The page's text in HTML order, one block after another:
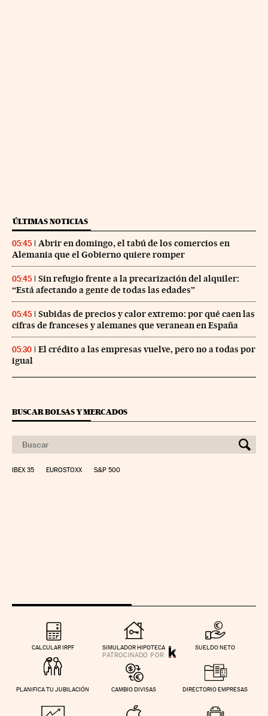
ÚLTIMAS NOTICIAS
05:45
Abrir en domingo, el tabú de los comercios en
Alemania que el Gobierno quiere romper
05:45
Sin refugio frente a la precarización del alquiler:
“Está afectando a gente de todas las edades”
05:45
Subidas de precios y calor extremo: por qué caen las
cifras de franceses y alemanes que veranean en España
05:30
El crédito a las empresas vuelve, pero no a todas por
igual
BUSCAR BOLSAS Y MERCADOS
IBEX 35 EUROSTOXX S&P 500
CALCULAR IRPF SIMULADOR HIPOTECA SUELDO NETO
PLANIFICA TU JUBILACIÓN CAMBIO DIVISAS DIRECTORIO EMPRESAS